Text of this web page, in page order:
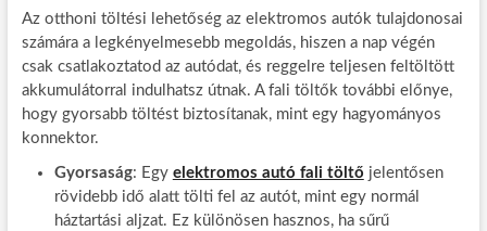
Az otthoni töltési lehetőség az elektromos autók tulajdonosai
számára a legkényelmesebb megoldás, hiszen a nap végén
csak csatlakoztatod az autódat, és reggelre teljesen feltöltött
akkumulátorral indulhatsz útnak. A fali töltők további előnye,
hogy gyorsabb töltést biztosítanak, mint egy hagyományos
konnektor.
Gyorsaság: Egy elektromos autó fali töltő jelentősen
rövidebb idő alatt tölti fel az autót, mint egy normál
háztartási aljzat. Ez különösen hasznos, ha sűrű